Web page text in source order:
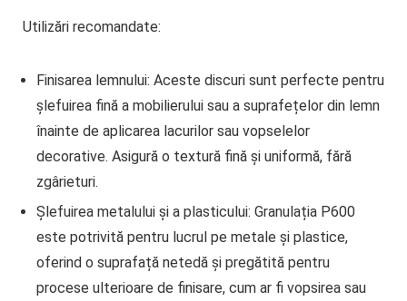
Utilizări recomandate:
Finisarea lemnului: Aceste discuri sunt perfecte pentru
șlefuirea fină a mobilierului sau a suprafețelor din lemn
înainte de aplicarea lacurilor sau vopselelor
decorative. Asigură o textură fină și uniformă, fără
zgârieturi.
Șlefuirea metalului și a plasticului: Granulația P600
este potrivită pentru lucrul pe metale și plastice,
oferind o suprafață netedă și pregătită pentru
procese ulterioare de finisare, cum ar fi vopsirea sau